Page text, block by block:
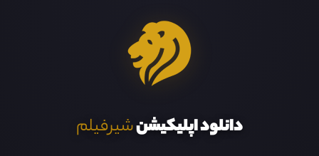
دانلود اپلیکیشنشیرفیلم